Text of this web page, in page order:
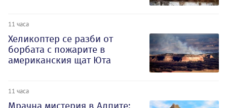
11 часа
Хеликоптер се разби от
борбата с пожарите в
американския щат Юта
11 часа
Мрачна мистерия в Алпите: